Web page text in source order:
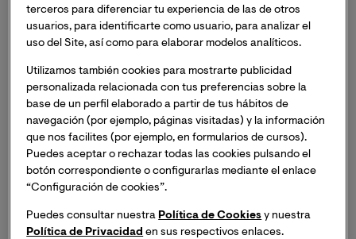
La Universidad Internacional de Valenciay la
Confederación Empresarial de la Comunitat
terceros para diferenciar tu experiencia de las de otros
usuarios, para identificarte como usuario, para analizar el
uso del Site, así como para elaborar modelos analíticos.
Utilizamos también cookies para mostrarte publicidad
personalizada relacionada con tus preferencias sobre la
base de un perfil elaborado a partir de tus hábitos de
navegación (por ejemplo, páginas visitadas) y la información
que nos facilites (por ejemplo, en formularios de cursos).
Puedes aceptar o rechazar todas las cookies pulsando el
botón correspondiente o configurarlas mediante el enlace
“Configuración de cookies”.
Puedes consultar nuestra Política de Cookies y nuestra
Política de Privacidad en sus respectivos enlaces.